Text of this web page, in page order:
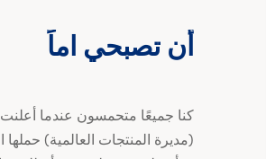
أن تصبحي اماً
كنا جميعًا متحمسون عندما أعلنت
(مديرة المنتجات العالمية)